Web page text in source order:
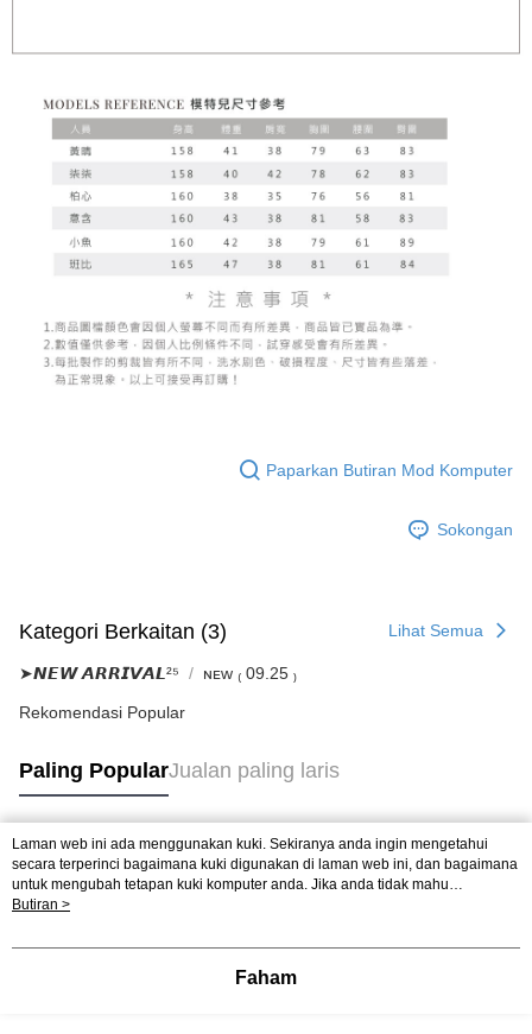
Paparkan Butiran Mod Komputer
Sokongan
Kategori Berkaitan (3) Lihat Semua
➤𝙉𝙀𝙒 𝘼𝙍𝙍𝙄𝙑𝘼𝙇²⁵ ɴᴇᴡ ₍ 09.25 ₎
Rekomendasi Popular
Paling PopularJualan paling laris
Tag Popular
Laman web ini ada menggunakan kuki. Sekiranya anda ingin mengetahui
secara terperinci bagaimana kuki digunakan di laman web ini, dan bagaimana
untuk mengubah tetapan kuki komputer anda. Jika anda tidak mahu
menggunakan kuki di komputer anda, sila rujuk penerangan mengenai kuki.
mengetahui secara terperinci bagaimana kuki digunakan di laman web ini,
mahu menggunakan kuki di komputer anda, sila rujuk penerangan mengenai
Butiran >
Faham